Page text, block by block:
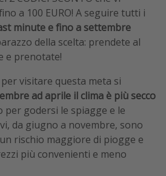
a 100 EURO! A seguire tutti i
minute e fino a settembre
della scelta: prendete al
e prenotate!
visitare questa meta si
ad aprile il clima è più secco
per godersi le spiagge e le
da giugno a novembre, sono
rischio maggiore di piogge e
più convenienti e meno